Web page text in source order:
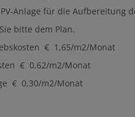
Anlage für die Aufbereitung
bitte dem Plan.
€ 1,65/m2/Monat
Monat
Monat